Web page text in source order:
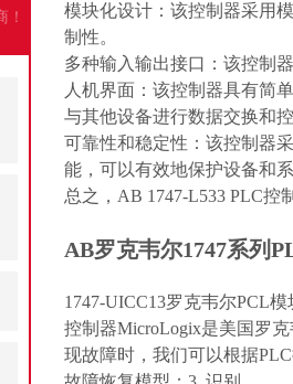
！
模块化设计：该控制器采用
制性。
多种输入输出接口：该控制
人机界面：该控制器具有简
与其他设备进行数据交换和控
可靠性和稳定性：该控制器
能，可以有效地保护设备和系
总之，AB 1747-L533 PLC
AB罗克韦尔1747系列
1747-UICC13罗克韦尔PCL
控制器MicroLogix是美国罗
现故障时，我们可以根据